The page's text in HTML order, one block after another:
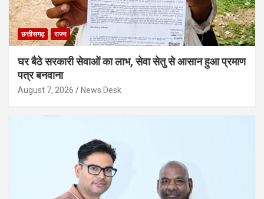
छत्तीसगढ़ राज्य
घर बैठे सरकारी सेवाओं का लाभ, सेवा सेतु से आसान हुआ प्रमाण
पत्र बनवाना
August 7, 2026 News Desk